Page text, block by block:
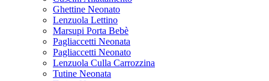
Ghettine Neonato
Lenzuola Lettino
Marsupi Porta Bebè
Pagliaccetti Neonata
Pagliaccetti Neonato
Lenzuola Culla Carrozzina
Tutine Neonata